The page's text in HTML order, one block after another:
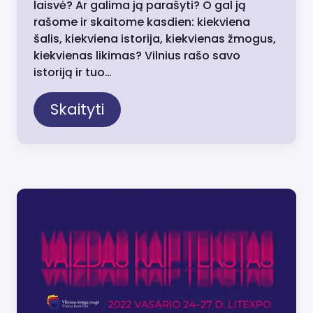
laisvė? Ar galima ją parašyti? O gal ją
rašome ir skaitome kasdien: kiekviena
šalis, kiekviena istorija, kiekvienas žmogus,
kiekvienas likimas? Vilnius rašo savo
istoriją ir tuo…
Skaityti